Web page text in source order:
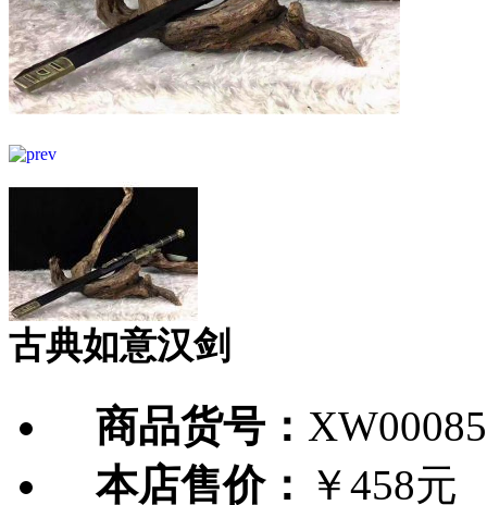
古典如意汉剑
商品货号：
本店售价： ￥458元